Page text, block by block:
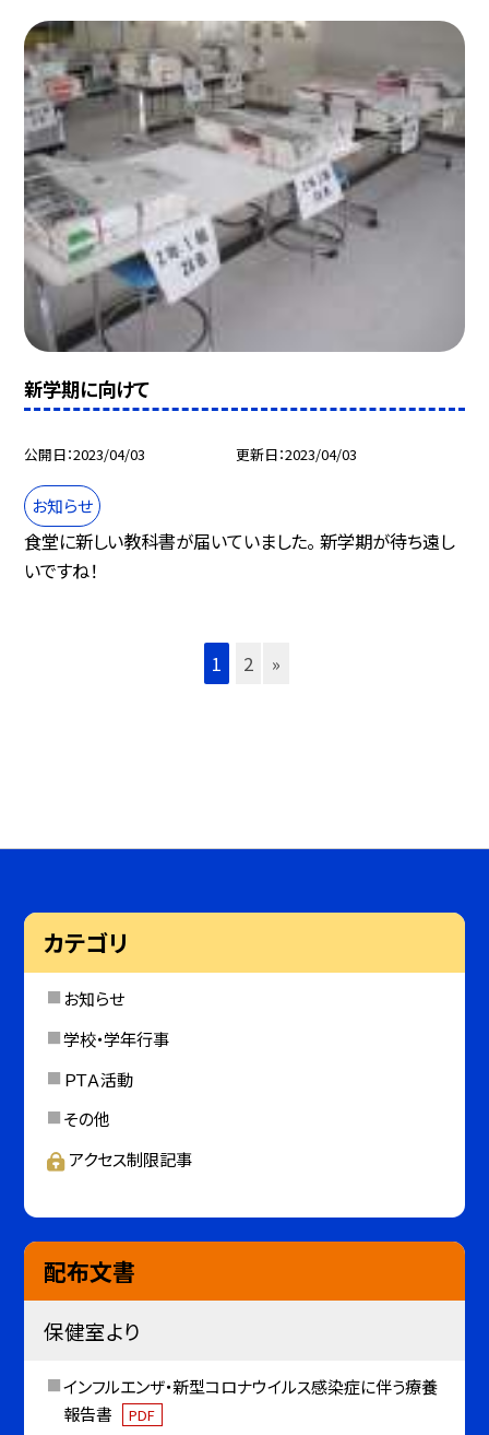
新学期に向けて
公開日 2023/04/03 更新日 2023/04/03
お知らせ
食堂に新しい教科書が届いていました。 新学期が待ち遠し
いですね！
1 2 »
カテゴリ
お知らせ
学校・学年行事
ＰＴＡ活動
その他
アクセス制限記事
配布文書
保健室より
インフルエンザ・新型コロナウイルス感染症に伴う療養
報告書
PDF